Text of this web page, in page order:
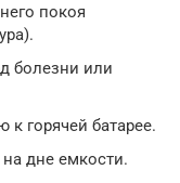
покоя
болезни или
горячей батарее.
дне емкости.